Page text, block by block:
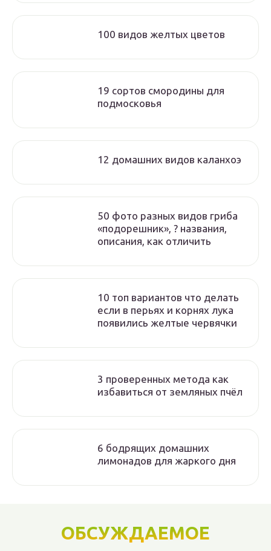
100 видов желтых цветов
19 сортов смородины для
подмосковья
12 домашних видов каланхоэ
50 фото разных видов гриба
«подорешник», ? названия,
описания, как отличить
10 топ вариантов что делать
если в перьях и корнях лука
появились желтые червячки
3 проверенных метода как
избавиться от земляных пчёл
6 бодрящих домашних
лимонадов для жаркого дня
ОБСУЖДАЕМОЕ